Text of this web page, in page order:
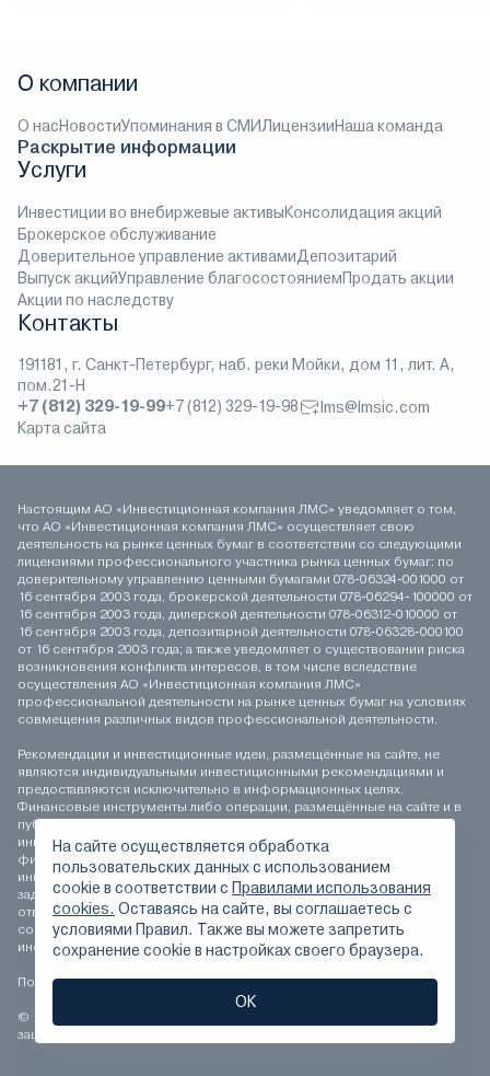
О компании
О насНовостиУпоминания в СМИЛицензииНаша команда
Раскрытие информации
Услуги
Инвестиции во внебиржевые активыКонсолидация акций
Брокерское обслуживание
Доверительное управление активамиДепозитарий
Выпуск акцийУправление благосостояниемПродать акции
Акции по наследству
Контакты
191181, г. Санкт-Петербург, наб. реки Мойки, дом 11, лит. А,
пом.21-Н
+7 (812) 329-19-99+7 (812) 329-19-98
lms@lmsic.com
Карта сайта
Настоящим АО «Инвестиционная компания ЛМС» уведомляет о том,
что АО «Инвестиционная компания ЛМС» осуществляет свою
деятельность на рынке ценных бумаг в соответствии со следующими
лицензиями профессионального участника рынка ценных бумаг: по
доверительному управлению ценными бумагами 078-06324-001000 от
16 сентября 2003 года, брокерской деятельности 078-06294-100000 от
16 сентября 2003 года, дилерской деятельности 078-06312-010000 от
16 сентября 2003 года, депозитарной деятельности 078-06328-000100
от 16 сентября 2003 года; а также уведомляет о существовании риска
возникновения конфликта интересов, в том числе вследствие
осуществления АО «Инвестиционная компания ЛМС»
профессиональной деятельности на рынке ценных бумаг на условиях
совмещения различных видов профессиональной деятельности.
Рекомендации и инвестиционные идеи, размещённые на сайте, не
являются индивидуальными инвестиционными рекомендациями и
предоставляются исключительно в информационных целях.
Финансовые инструменты либо операции, размещённые на сайте и в
публикуемых материалах, могут не соответствовать вашему
инвестиционному профилю. Определение соответствия
финансового инструмента либо операции инвестиционным целям,
инвестиционному горизонту и толерантности к риску является
задачей инвестора. АО «Инвестиционная компания ЛМС» не несёт
ответственности за возможные убытки инвестора в случае
совершения операций, либо инвестирования в финансовые
инструменты, упомянутые на сайте и в публикуемых материалах.
Положение о персональных данных
© 1994-2026 АО «Инвестиционная компания ЛМС» Все права
защищены.
На сайте осуществляется обработка
пользовательских данных с использованием
сookie в соответствии с Правилами использования
cookies. Оставаясь на сайте, вы соглашаетесь с
условиями Правил. Также вы можете запретить
сохранение сookie в настройках своего браузера.
ОК